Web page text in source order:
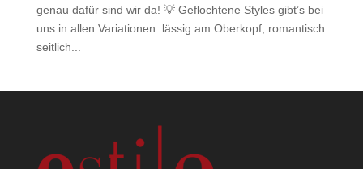
genau dafür sind wir da! 💡 Geflochtene Styles gibt’s bei
uns in allen Variationen: lässig am Oberkopf, romantisch
seitlich...